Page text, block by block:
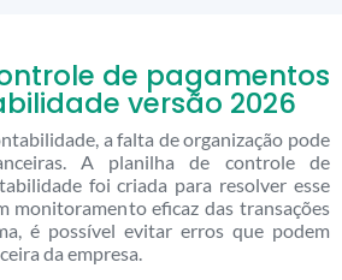
de pagamentos
versão 2026
a falta de organização pode
A planilha de controle de
foi criada para resolver esse
monitoramento eficaz das transações
é possível evitar erros que podem
da empresa.